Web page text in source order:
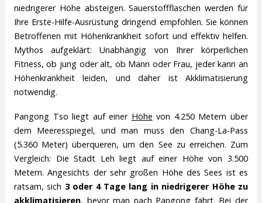
niedrigerer Höhe absteigen. Sauerstoffflaschen werden für
Ihre Erste-Hilfe-Ausrüstung dringend empfohlen. Sie können
Betroffenen mit Höhenkrankheit sofort und effektiv helfen.
Mythos aufgeklärt: Unabhängig von Ihrer körperlichen
Fitness, ob jung oder alt, ob Mann oder Frau, jeder kann an
Höhenkrankheit leiden, und daher ist Akklimatisierung
notwendig.
Pangong Tso liegt auf einer Höhe von 4.250 Metern über
dem Meeresspiegel, und man muss den Chang-La-Pass
(5.360 Meter) überqueren, um den See zu erreichen. Zum
Vergleich: Die Stadt Leh liegt auf einer Höhe von 3.500
Metern. Angesichts der sehr großen Höhe des Sees ist es
ratsam, sich 3 oder 4 Tage lang in niedrigerer Höhe zu
akklimatisieren, bevor man nach Pangong fährt. Bei der